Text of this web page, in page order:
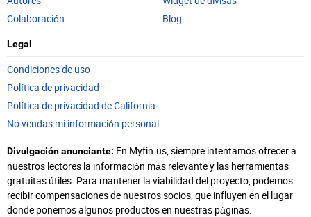
Colaboración
Blog
Legal
Condiciones de uso
Política de privacidad
Política de privacidad de California
No vendas mi información personal.
Divulgación anunciante: En Myfin.us, siempre intentamos ofrecer a
nuestros lectores la información más relevante y las herramientas
gratuitas útiles. Para mantener la viabilidad del proyecto, podemos
recibir compensaciones de nuestros socios, que influyen en el lugar
donde ponemos algunos productos en nuestras páginas.